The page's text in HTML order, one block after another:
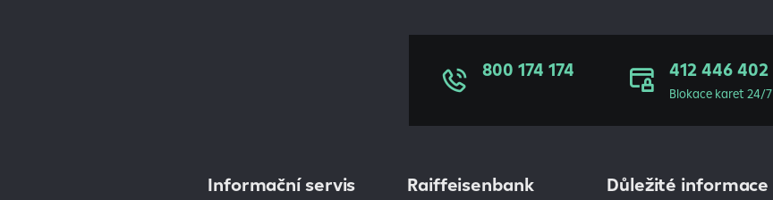
800 174 174 412 446 402
Blokace karet 24/7
Informační servis Raiffeisenbank Důležité informace